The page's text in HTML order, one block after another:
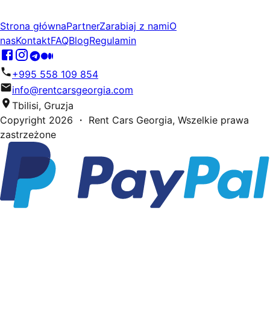
Strona głównaPartnerZarabiaj z namiO
nasKontaktFAQBlogRegulamin
+995 558 109 854
info@rentcarsgeorgia.com
Tbilisi, Gruzja
Copyright 2026 ・ Rent Cars Georgia, Wszelkie prawa
zastrzeżone